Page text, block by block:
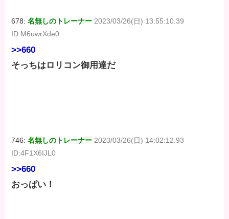
678:名無しのトレーナー 2023/03/26(日) 13:55:10.39
ID:M6uwrXde0
>>660
そっちはロリコン御用達だ
746:名無しのトレーナー 2023/03/26(日) 14:02:12.93
ID:4F1X6IJL0
>>660
おっぱい！